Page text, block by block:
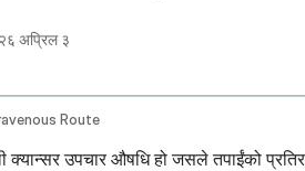
अप्रिल ३
Route
उपचार औषधि हो जसले तपाईंको